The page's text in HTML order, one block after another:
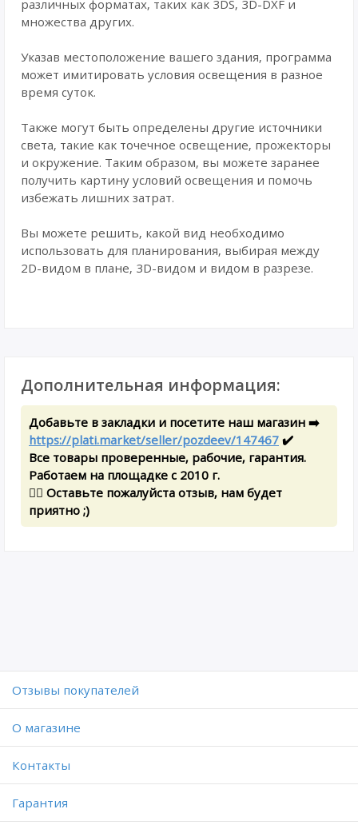
различных форматах, таких как 3DS, 3D-DXF и
множества других.
Указав местоположение вашего здания, программа
может имитировать условия освещения в разное
время суток.
Также могут быть определены другие источники
света, такие как точечное освещение, прожекторы
и окружение. Таким образом, вы можете заранее
получить картину условий освещения и помочь
избежать лишних затрат.
Вы можете решить, какой вид необходимо
использовать для планирования, выбирая между
2D-видом в плане, 3D-видом и видом в разрезе.
Дополнительная информация:
Добавьте в закладки и посетите наш магазин ➡️
https://plati.market/seller/pozdeev/147467 ✔️
Все товары проверенные, рабочие, гарантия.
Работаем на площадке с 2010 г.
✍🏻 Оставьте пожалуйста отзыв, нам будет
приятно ;)
Отзывы покупателей
O магазине
Контакты
Гарантия